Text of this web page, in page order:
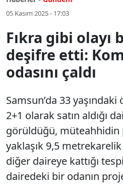
05 Kasım 2025 - 17:03
Fıkra gibi olayı
deşifre etti:
odasını çaldı
Samsun’da 33
2+1 olarak satın aldığı
görüldüğü, müteahhidin
yaklaşık 9,5
diğer daireye kattığı
dairedeki bir odanın